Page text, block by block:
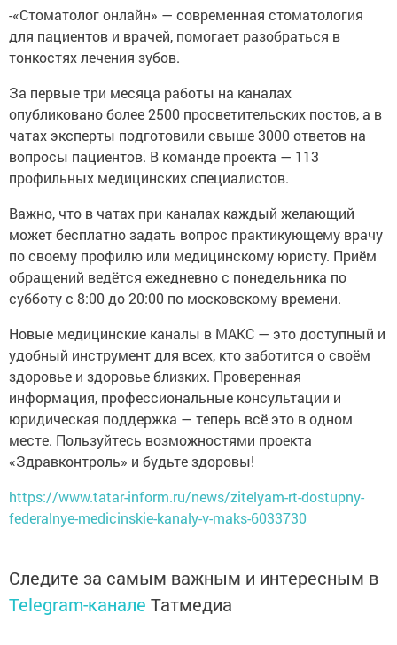
-«Стоматолог онлайн» — современная стоматология
для пациентов и врачей, помогает разобраться в
тонкостях лечения зубов.
За первые три месяца работы на каналах
опубликовано более 2500 просветительских постов, а в
чатах эксперты подготовили свыше 3000 ответов на
вопросы пациентов. В команде проекта — 113
профильных медицинских специалистов.
Важно, что в чатах при каналах каждый желающий
может бесплатно задать вопрос практикующему врачу
по своему профилю или медицинскому юристу. Приём
обращений ведётся ежедневно с понедельника по
субботу с 8:00 до 20:00 по московскому времени.
Новые медицинские каналы в МАКС — это доступный и
удобный инструмент для всех, кто заботится о своём
здоровье и здоровье близких. Проверенная
информация, профессиональные консультации и
юридическая поддержка — теперь всё это в одном
месте. Пользуйтесь возможностями проекта
«Здравконтроль» и будьте здоровы!
https://www.tatar-inform.ru/news/zitelyam-rt-dostupny-
federalnye-medicinskie-kanaly-v-maks-6033730
Следите за самым важным и интересным в
Telegram-канале Татмедиа